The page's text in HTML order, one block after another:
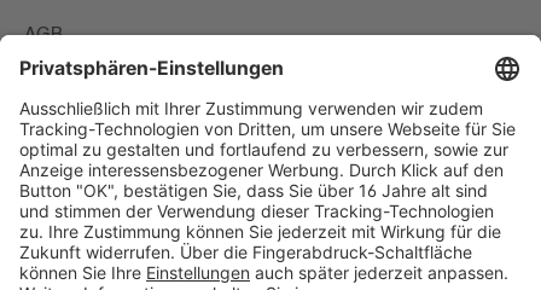
AGB
Datenschutzerklärung
Newsletter
Widerrufsformular